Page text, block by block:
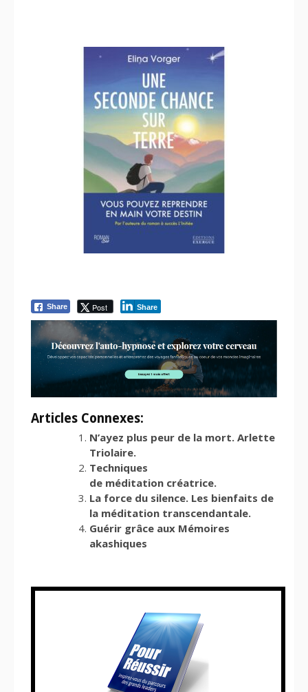
Share Post Share
Articles Connexes:
N’ayez plus peur de la mort. Arlette
Triolaire.
Techniques
de méditation créatrice.
La force du silence. Les bienfaits de
la méditation transcendantale.
Guérir grâce aux Mémoires
akashiques